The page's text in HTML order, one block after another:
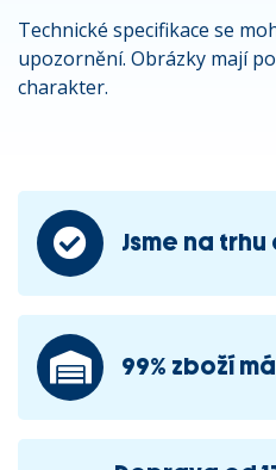
Technické specifikace se
upozornění. Obrázky mají
charakter.
Jsme na trhu
99% zboží